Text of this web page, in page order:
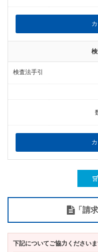
検査法手引
「請求
下記についてご協力ください